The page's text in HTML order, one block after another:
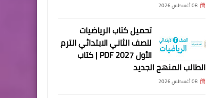
08 أغسطس 2026
تحميل كتاب الرياضيات
للصف الثاني الابتدائي الترم
الأول 2027 PDF | كتاب
الطالب المنهج الجديد
08 أغسطس 2026